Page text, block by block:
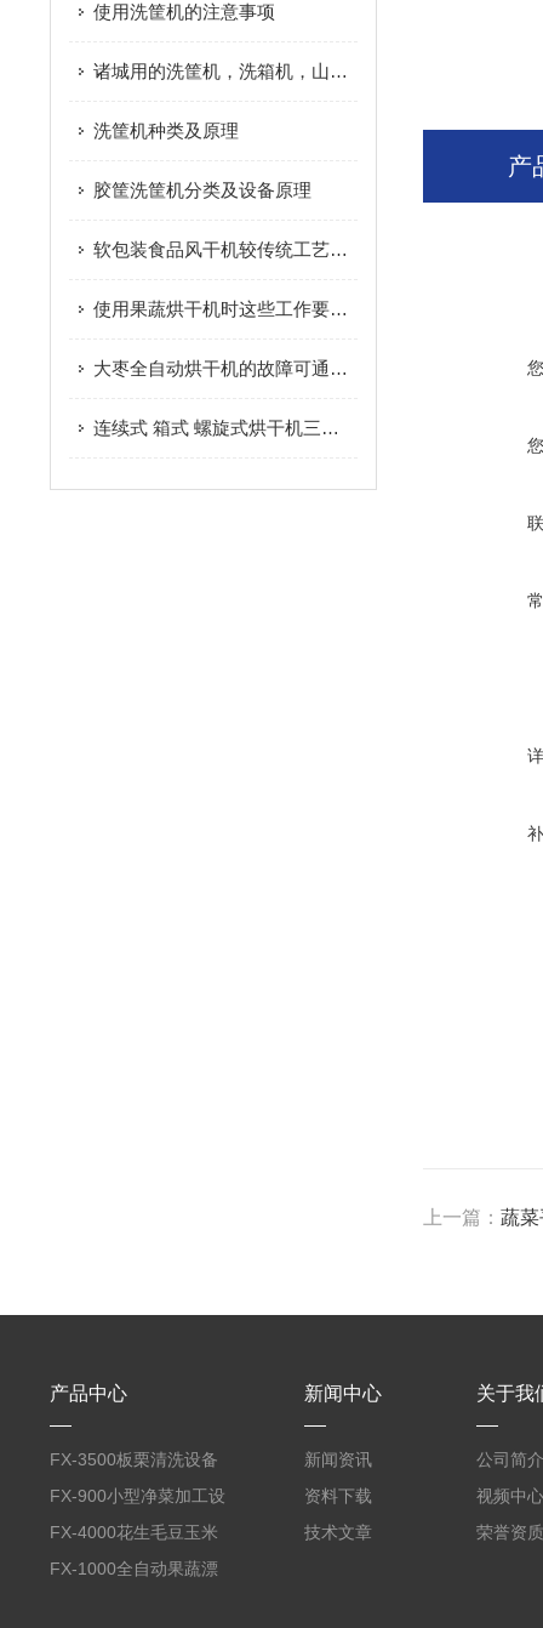
使用洗筐机的注意事项
诸城用的洗筐机，洗箱机，山东诸城放心食品机械有限公司
洗筐机种类及原理
胶筐洗筐机分类及设备原理
软包装食品风干机较传统工艺有效的提升了生产效率
使用果蔬烘干机时这些工作要做好！
大枣全自动烘干机的故障可通过以下方法综合分析
连续式 箱式 螺旋式烘干机三者的区别您知道？
产
上一篇：蔬
产品中心
FX-3500板栗清洗设备
全自动气泡清洗机
FX-900小型净菜加工设
备野菜清洗机
FX-4000花生毛豆玉米
蒸煮漂烫机
FX-1000全自动果蔬漂
新闻中心
新闻资讯
资料下载
技术文章
关于我
公司简介
视频中心
荣誉资质